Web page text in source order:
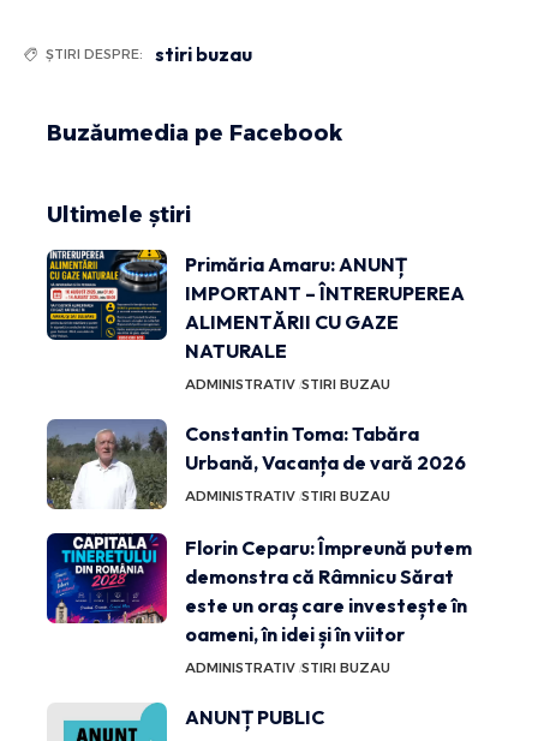
ȘTIRI DESPRE: stiri buzau
Buzăumedia pe Facebook
Ultimele știri
Primăria Amaru: ANUNȚ
IMPORTANT – ÎNTRERUPEREA
ALIMENTĂRII CU GAZE
NATURALE
ADMINISTRATIV STIRI BUZAU
Constantin Toma: Tabăra
Urbană, Vacanța de vară 2026
ADMINISTRATIV STIRI BUZAU
Florin Ceparu: Împreună putem
demonstra că Râmnicu Sărat
este un oraș care investește în
oameni, în idei și în viitor
ADMINISTRATIV STIRI BUZAU
ANUNȚ PUBLIC